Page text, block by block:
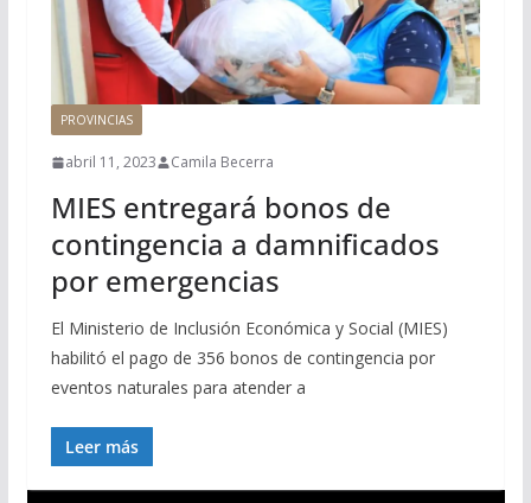
PROVINCIAS
abril 11, 2023 Camila Becerra
MIES entregará bonos de
contingencia a damnificados
por emergencias
El Ministerio de Inclusión Económica y Social (MIES)
habilitó el pago de 356 bonos de contingencia por
eventos naturales para atender a
Leer más